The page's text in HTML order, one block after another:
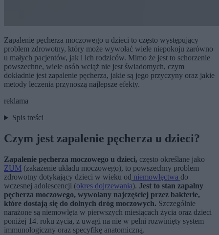
Zapalenie pęcherza moczowego u dzieci to często występujący
problem zdrowotny, który może wywołać wiele niepokoju zarówno
u małych pacjentów, jak i ich rodziców. Mimo że jest to schorzenie
powszechne, wiele osób wciąż nie jest świadomych, czym
dokładnie jest zapalenie pęcherza, jakie są jego przyczyny oraz jakie
metody leczenia przynoszą najlepsze efekty.
reklama
Spis treści
Czym jest zapalenie pęcherza u dzieci?
Zapalenie pęcherza moczowego u dzieci, często określane jako
ZUM (zakażenie układu moczowego), to powszechny problem
zdrowotny dotykający dzieci w wieku od niemowlęctwa do
wczesnej adolescencji (okres dojrzewania). Jest to stan zapalny
pęcherza moczowego, wywołany najczęściej przez bakterie,
które dostają się do dolnych dróg moczowych. Szczególnie
narażone są niemowlęta w pierwszych miesiącach życia oraz dzieci
poniżej 14. roku życia, z uwagi na nie w pełni rozwinięty system
immunologiczny oraz specyfikę anatomiczną.